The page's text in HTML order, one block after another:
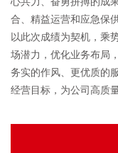
合、精益运营和应急保
以此次成绩为契机，乘
场潜力，优化业务布局
务实的作风、更优质的
经营目标，为公司高质